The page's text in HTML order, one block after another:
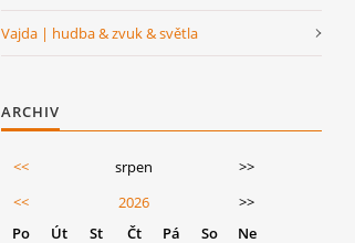
Vajda | hudba & zvuk & světla
ARCHIV
<< srpen
>>
<<
2026
>>
Po
Út St Čt Pá So Ne